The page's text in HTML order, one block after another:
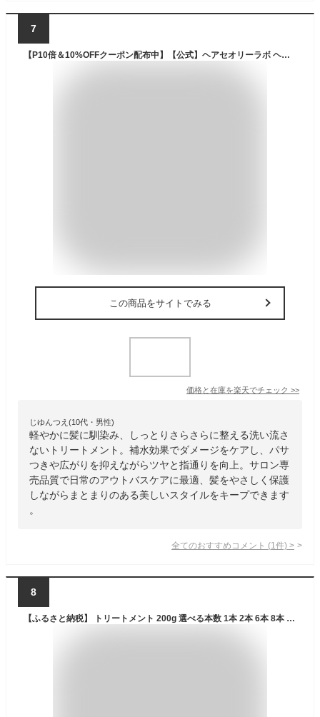
7
【P10倍＆10%OFFクーポン配布中】【公式】ヘアセオリーラボ ヘアミルクセラム アウトバストリートメント / 95ml / Hair Theory Lab 正規品 / しっとり さらさら 補水 ヘアミルク ヘアーミルク 洗い流さないトリートメント アウトバスヘアケア ダメージケア サロン専売
この商品をサイトでみる
価格と在庫を楽天でチェック >>
じゆんつえ(10代・男性)
軽やかに髪に馴染み、しっとりさらさらに整える洗い流さ
ないトリートメント。補水効果でダメージをケアし、パサ
つきや広がりを抑えながらツヤと指通りを向上。サロン専
売品質で日常のアウトバスケアに最適、髪をやさしく保護
しながらまとまりのある美しいスタイルをキープできます
。
全てのおすすめコメント (1 件) >
8
【ふるさと納税】 トリートメント 200g 選べる本数 1本 2本 6本 8本 ボタニカル 美容 日用品 美容室専売 サロン専売 ヘアケア メンズ レディース 母の日 プレゼント ギフト ホワイトデー NANACOSTAR 消耗品 ナナコスター